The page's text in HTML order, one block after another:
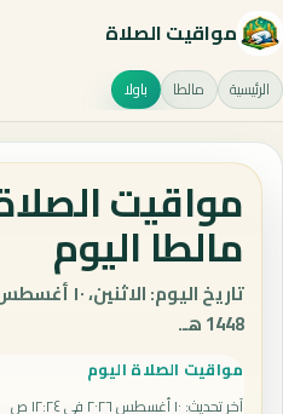
مواقيت الصلاة
الرئيسية مالطا باولا
مواقيت
مالطا اليوم
1448 هـ.
مواقيت الصلاة اليوم
آخر تحديث: ١٠ أغسطس ٢٠٢٦ في ١٢:٢٤ ص